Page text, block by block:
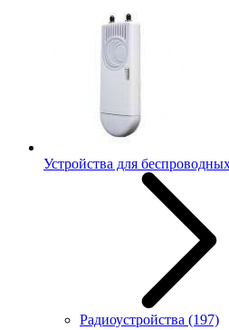
Устройства для
Радиоустройства (197)